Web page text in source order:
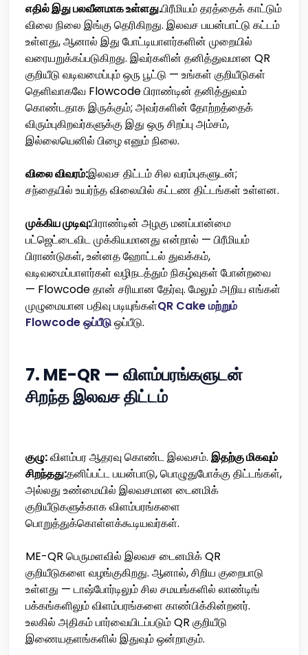
எதில் இது பலவீனமாக உள்ளது.பிரீமியம் தரத்தைக் காட்டும்
விலை நிலை இங்கு தெரிகிறது. இலவச பயன்பாட்டு கட்டம்
உள்ளது, ஆனால் இது போட்டியாளர்களின் முறையில்
வரையறுக்கப்படுகிறது. இவர்களின் தனித்துவமான QR
குறியீடு வடிவமைப்பும் ஒரு பூட்டு — உங்கள் குறியீடுகள்
தெளிவாகவே Flowcode பிராண்டின் தனித்துவம்
கொண்டதாக இருக்கும்; அவர்களின் தோற்றத்தைக்
விரும்புகிறவர்களுக்கு இது ஒரு சிறப்பு அம்சம்,
இல்லையெனில் பிழை எனும் நிலை.
விலை விவரம்:இலவச திட்டம் சில வரம்புகளுடன்;
சந்தையில் உயர்ந்த விலையில் கட்டண திட்டங்கள் உள்ளன.
முக்கிய முடிவு:பிராண்டின் அழகு மனப்பான்மை
பட்ஜெட்டைவிட முக்கியமானது என்றால் — பிரீமியம்
பிராண்டுகள், உன்னத ஹோட்டல் துவக்கம்,
வடிவமைப்பாளர்கள் வழிநடத்தும் நிகழ்வுகள் போன்றவை
— Flowcode தான் சரியான தேர்வு. மேலும் அறிய எங்கள்
முழுமையான பதிவு படியுங்கள்QR Cake மற்றும்
Flowcode ஒப்பீடுஒப்பீடு.
7. ME-QR — விளம்பரங்களுடன்
சிறந்த இலவச திட்டம்
குழு:விளம்பர ஆதரவு கொண்ட இலவசம். இதற்கு மிகவும்
சிறந்தது:தனிப்பட்ட பயன்பாடு, பொழுதுபோக்கு திட்டங்கள்,
அல்லது உண்மையில் இலவசமான டைனமிக்
குறியீடுகளுக்காக விளம்பரங்களை
பொறுத்துக்கொள்ளக்கூடியவர்கள்.
ME-QR பெருமளவில் இலவச டைனமிக் QR
குறியீடுகளை வழங்குகிறது. ஆனால், சிறிய குறைபாடு
உள்ளது — டாஷ்போர்டிலும் சில சமயங்களில் லாண்டிங்
பக்கங்களிலும் விளம்பரங்களை காண்பிக்கின்றனர்.
உலகில் அதிகம் பார்வையிடப்படும் QR குறியீடு
இணையதளங்களில் இதுவும் ஒன்றாகும்.